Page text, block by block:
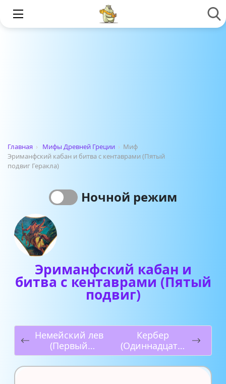
Главная › Мифы Древней Греции › Миф
Эриманфский кабан и битва с кентаврами (Пятый
подвиг Геракла)
Ночной режим
Эриманфский кабан и
битва с кентаврами (Пятый
подвиг)
Немейский лев
(Первый
подвиг)
Кербер
(Одиннадцаты
й подвиг)